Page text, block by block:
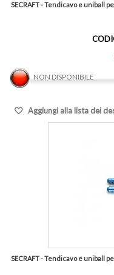
SECRAFT - Tendicavo e uniball
NON DISPONIBILE
Aggiungi alla lista dei
SECRAFT - Tendicavo e uniball